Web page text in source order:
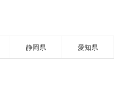
静岡県 愛知県